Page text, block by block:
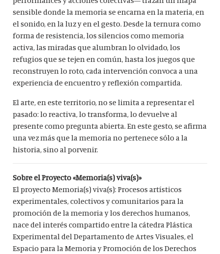
sensible donde la memoria se encarna en la materia, en
el sonido, en la luz y en el gesto. Desde la ternura como
forma de resistencia, los silencios como memoria
activa, las miradas que alumbran lo olvidado, los
refugios que se tejen en común, hasta los juegos que
reconstruyen lo roto, cada intervención convoca a una
experiencia de encuentro y reflexión compartida.
El arte, en este territorio, no se limita a representar el
pasado: lo reactiva, lo transforma, lo devuelve al
presente como pregunta abierta. En este gesto, se afirma
una vez más que la memoria no pertenece sólo a la
historia, sino al porvenir.
Sobre el Proyecto «Memoria(s) viva(s)»
El proyecto Memoria(s) viva(s): Procesos artísticos
experimentales, colectivos y comunitarios para la
promoción de la memoria y los derechos humanos,
nace del interés compartido entre la cátedra Plástica
Experimental del Departamento de Artes Visuales, el
Espacio para la Memoria y Promoción de los Derechos